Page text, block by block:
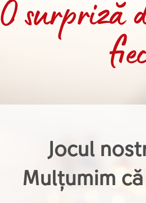
O surpriză
Jocul
Mulțumim